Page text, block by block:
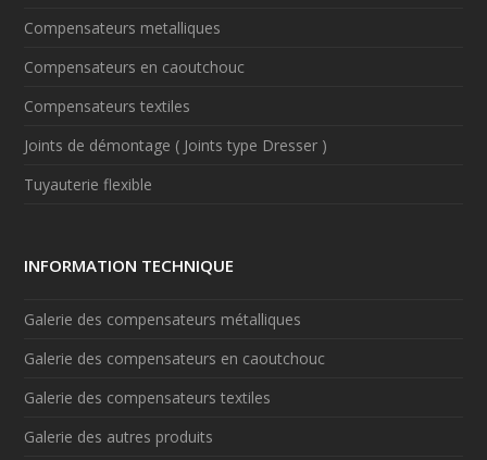
Compensateurs metalliques
Compensateurs en caoutchouc
Compensateurs textiles
Joints de démontage ( Joints type Dresser )
Tuyauterie flexible
INFORMATION TECHNIQUE
Galerie des compensateurs métalliques
Galerie des compensateurs en caoutchouc
Galerie des compensateurs textiles
Galerie des autres produits